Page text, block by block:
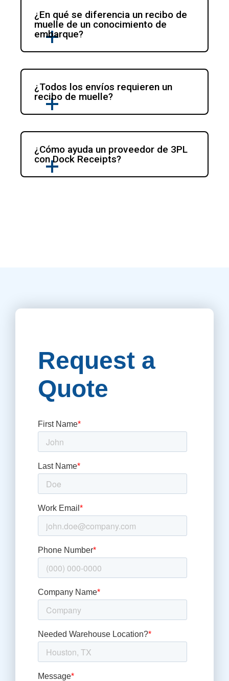
¿En qué se diferencia un recibo de
muelle de un conocimiento de
embarque?
¿Todos los envíos requieren un
recibo de muelle?
¿Cómo ayuda un proveedor de 3PL
con Dock Receipts?